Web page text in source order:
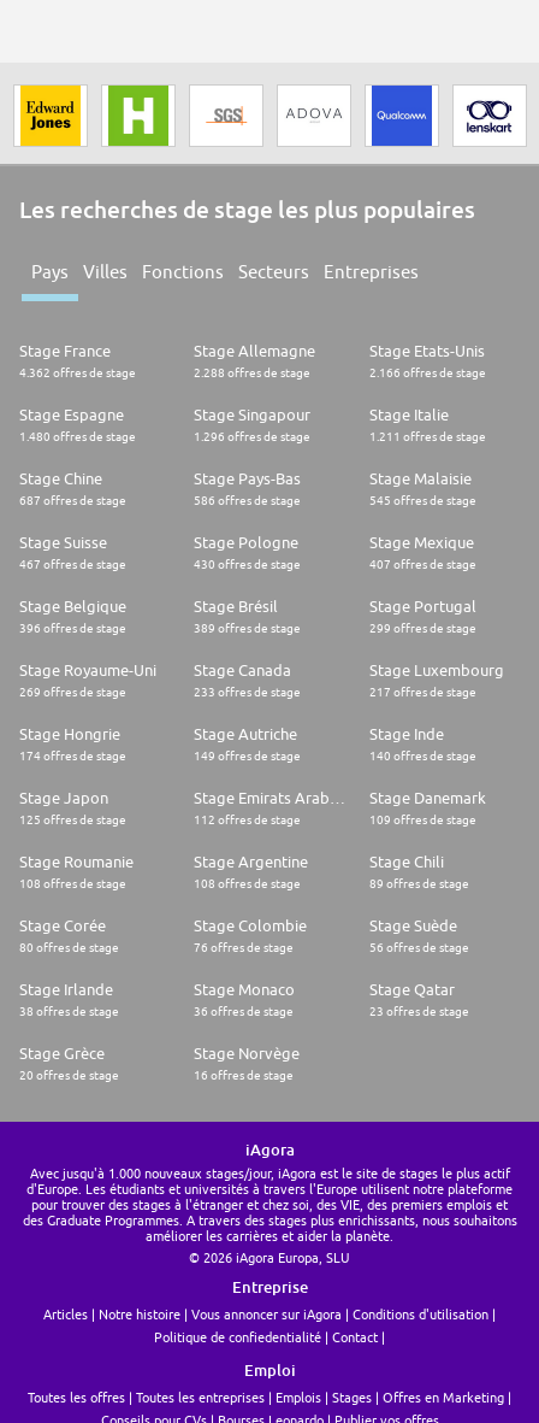
Les recherches de stage les plus populaires
Pays Villes Fonctions Secteurs Entreprises
Stage France
4.362 offres de stage
Stage Allemagne
2.288 offres de stage
Stage Etats-Unis
2.166 offres de stage
Stage Espagne
1.480 offres de stage
Stage Singapour
1.296 offres de stage
Stage Italie
1.211 offres de stage
Stage Chine
687 offres de stage
Stage Pays-Bas
586 offres de stage
Stage Malaisie
545 offres de stage
Stage Suisse
467 offres de stage
Stage Pologne
430 offres de stage
Stage Mexique
407 offres de stage
Stage Belgique
396 offres de stage
Stage Brésil
389 offres de stage
Stage Portugal
299 offres de stage
Stage Royaume-Uni
269 offres de stage
Stage Canada
233 offres de stage
Stage Luxembourg
217 offres de stage
Stage Hongrie
174 offres de stage
Stage Autriche
149 offres de stage
Stage Inde
140 offres de stage
Stage Japon
125 offres de stage 112 offres de stage
Stage Danemark
109 offres de stage
Stage Roumanie
108 offres de stage
Stage Argentine
108 offres de stage
Stage Chili
89 offres de stage
Stage Corée
80 offres de stage
Stage Colombie
76 offres de stage
Stage Suède
56 offres de stage
Stage Irlande
38 offres de stage
Stage Monaco
36 offres de stage
Stage Qatar
23 offres de stage
Stage Grèce
20 offres de stage
Stage Norvège
16 offres de stage
iAgora
Avec jusqu'à 1.000 nouveaux stages/jour, iAgora est le site de stages le plus actif
d'Europe. Les étudiants et universités à travers l'Europe utilisent notre plateforme
pour trouver des stages à l'étranger et chez soi, des VIE, des premiers emplois et
des Graduate Programmes. A travers des stages plus enrichissants, nous souhaitons
améliorer les carrières et aider la planète.
© 2026 iAgora Europa, SLU
Entreprise
Articles Notre histoire Vous annoncer sur iAgora
Conditions d'utilisation
Politique de confiedentialité
Contact
Emploi
Toutes les offres Toutes les entreprises Emplois Stages
Offres en Marketing